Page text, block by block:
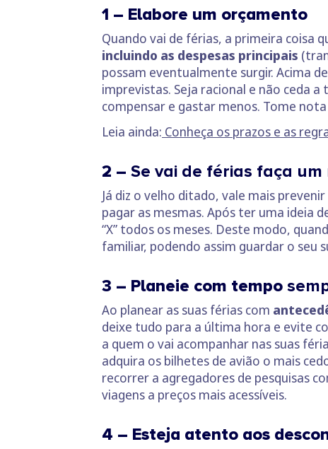
1 – Elabore um orçamento
Quando vai de férias, a primeira coisa
incluindo as despesas principais
possam eventualmente surgir. Acima
imprevistas. Seja racional e não ceda
compensar e gastar menos. Tome
Leia ainda: Conheça os prazos e as
2 – Se vai de férias faça
Já diz o velho ditado, vale mais
pagar as mesmas. Após ter uma ideia
“X” todos os meses. Deste modo,
familiar, podendo assim guardar o seu
3 – Planeie com tempo
Ao planear as suas férias com
deixe tudo para a última hora e evite
a quem o vai acompanhar nas suas
adquira os bilhetes de avião o mais
recorrer a agregadores de pesquisas
viagens a preços mais acessíveis.
4 – Esteja atento aos